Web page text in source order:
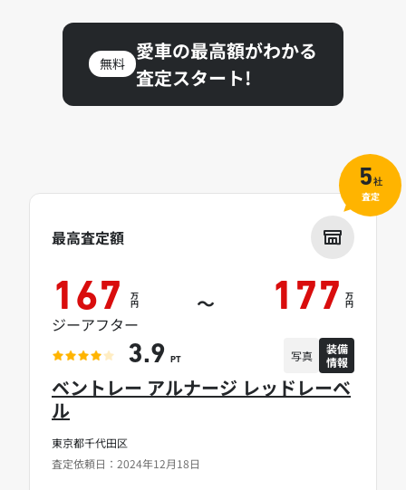
無料
愛車の最高額がわかる
査定スタート!
東京都千代田区
査定依頼日：2024年12月18日
ベントレー アルナージ レッドレーベ
ル
最高査定額
167 万
円 ～ 177 万
円
ジーアフター
3.9 PT 写真
装備
情報
5社
査定